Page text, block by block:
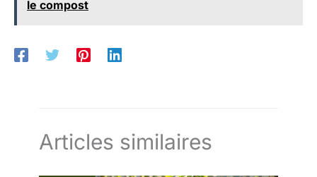
le compost
Articles similaires